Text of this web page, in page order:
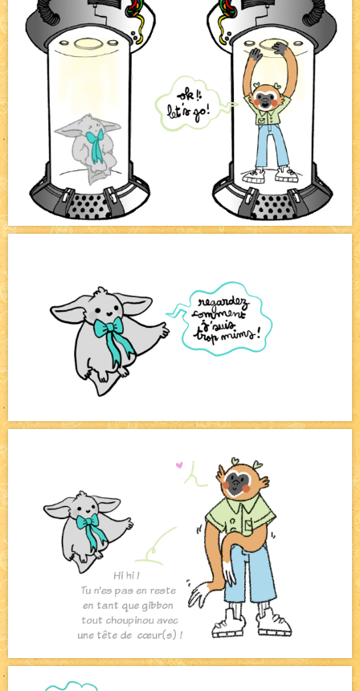
Bienvenue aux nouvell.eaux ! NEW
Bazar
Beyond the cliff (suite) NEW
On retape les miniatures de l'accueil